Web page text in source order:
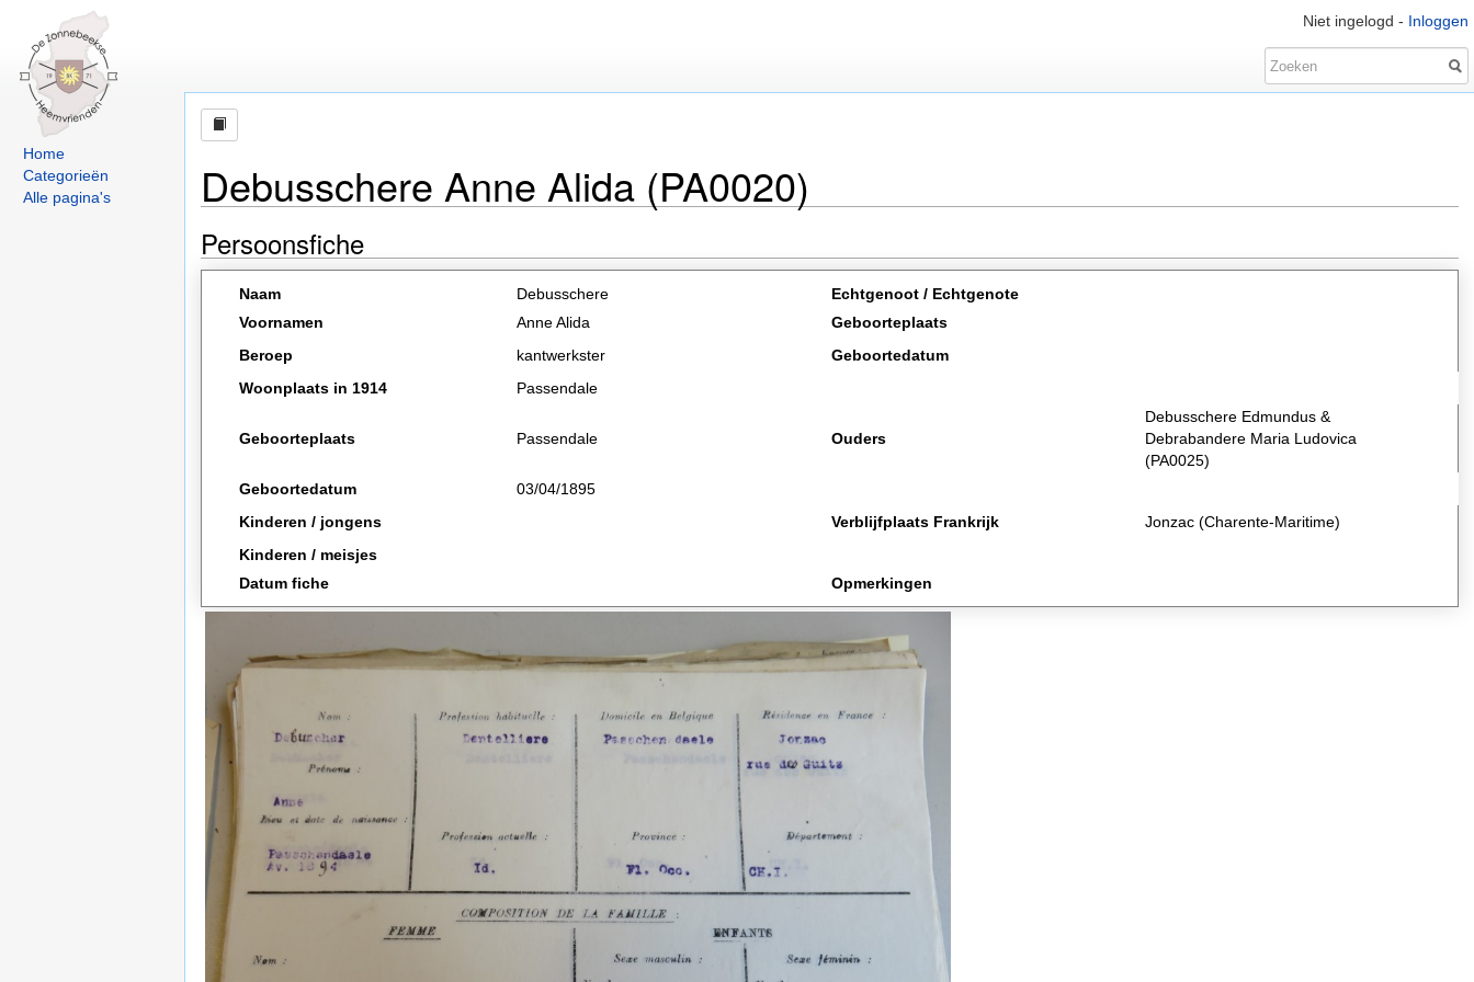
Niet ingelogd - Inloggen
Home
Categorieën
Alle pagina's
Debusschere Anne Alida (PA0020)
Persoonsfiche
Naam Debusschere
Echtgenoot / Echtgenote
Voornamen
Anne Alida
Geboorteplaats
Beroep
kantwerkster
Geboortedatum
Woonplaats in 1914
Passendale
Geboorteplaats Passendale Ouders
Debusschere Edmundus &
Debrabandere Maria Ludovica
(PA0025)
Geboortedatum
03/04/1895
Kinderen / jongens
Verblijfplaats Frankrijk
Jonzac (Charente-Maritime)
Kinderen / meisjes
Datum fiche
Opmerkingen